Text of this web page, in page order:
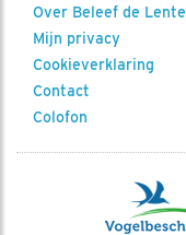
Over Beleef de Lente
Mijn privacy
Cookieverklaring
Contact
Colofon